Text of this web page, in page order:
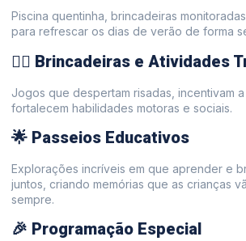
Piscina quentinha, brincadeiras
para refrescar os dias de verão de forma
🤸‍♀️ Brincadeiras e Atividades
Jogos que despertam risadas, incentivam
fortalecem habilidades motoras e sociais.
🌟 Passeios Educativos
Explorações incríveis em que aprender e
juntos, criando memórias que as crianças
sempre.
🎉 Programação Especial